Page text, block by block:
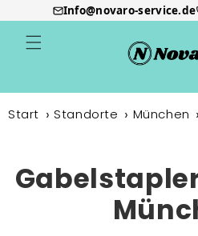
Direkt
zum
Inhalt
Info@novaro-service.de
Start Standorte München